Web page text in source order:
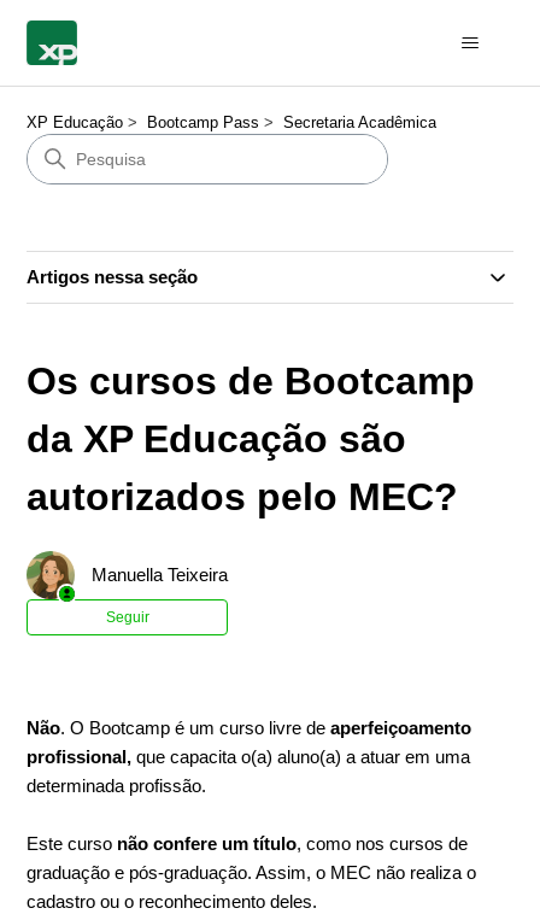
XP Educação Bootcamp Pass Secretaria Acadêmica
Artigos nessa seção
Os cursos de Bootcamp
da XP Educação são
autorizados pelo MEC?
Manuella Teixeira
Seguir
Não. O Bootcamp é um curso livre deaperfeiçoamento
profissional, que capacita o(a) aluno(a) a atuar em uma
determinada profissão.
Este curso não confere um título, como nos cursos de
graduação e pós-graduação. Assim, o MEC não realiza o
cadastro ou o reconhecimento deles.